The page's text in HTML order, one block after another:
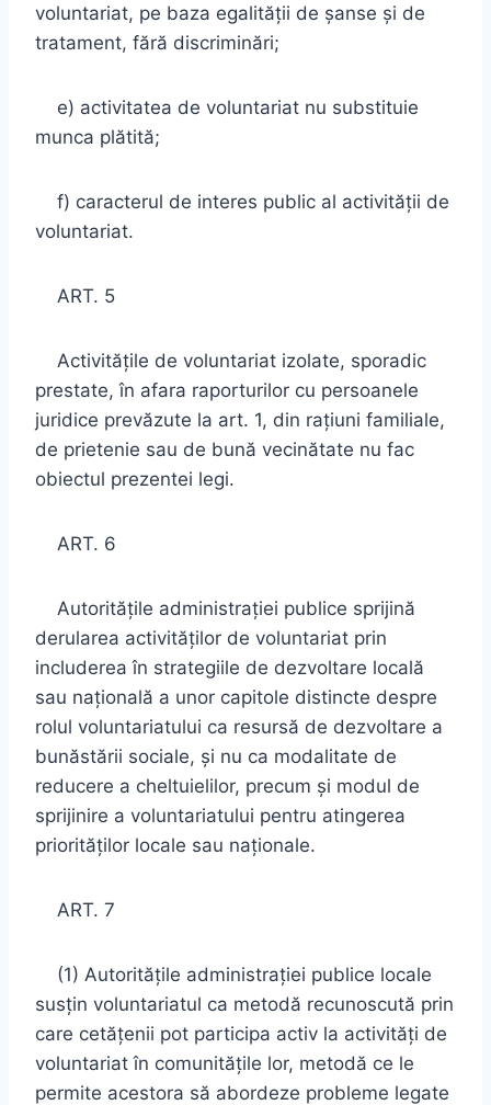
voluntariat, pe baza egalităţii de şanse şi de
tratament, fără discriminări;
e) activitatea de voluntariat nu substituie
munca plătită;
f) caracterul de interes public al activităţii de
voluntariat.
ART. 5
Activităţile de voluntariat izolate, sporadic
prestate, în afara raporturilor cu persoanele
juridice prevăzute la art. 1, din raţiuni familiale,
de prietenie sau de bună vecinătate nu fac
obiectul prezentei legi.
ART. 6
Autorităţile administraţiei publice sprijină
derularea activităţilor de voluntariat prin
includerea în strategiile de dezvoltare locală
sau naţională a unor capitole distincte despre
rolul voluntariatului ca resursă de dezvoltare a
bunăstării sociale, şi nu ca modalitate de
reducere a cheltuielilor, precum şi modul de
sprijinire a voluntariatului pentru atingerea
priorităţilor locale sau naţionale.
ART. 7
(1) Autorităţile administraţiei publice locale
susţin voluntariatul ca metodă recunoscută prin
care cetăţenii pot participa activ la activităţi de
voluntariat în comunităţile lor, metodă ce le
permite acestora să abordeze probleme legate